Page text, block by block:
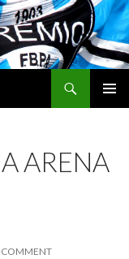
ARENA
COMMENT